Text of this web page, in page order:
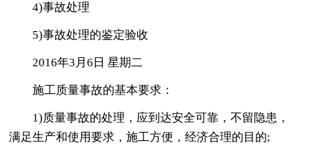
4)事故处理
5)事故处理的鉴定验收
2016年3月6日 星期二
施工质量事故的基本要求：
1)质量事故的处理，应到达安全可靠，不留隐患，
满足生产和使用要求，施工方便，经济合理的目的;